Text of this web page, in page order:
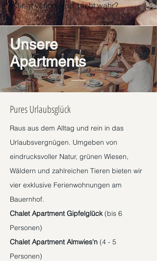
Klingt verlockend, nicht wahr?
Unsere
Apartments
Pures Urlaubsglück
Raus aus dem Alltag und rein in das
Urlaubsvergnügen. Umgeben von
eindrucksvoller Natur, grünen Wiesen,
Wäldern und zahlreichen Tieren bieten wir
vier exklusive Ferienwohnungen am
Bauernhof.
Chalet Apartment Gipfelglück(bis 6
Personen)
Chalet Apartment Almwies'n (4 - 5
Personen)